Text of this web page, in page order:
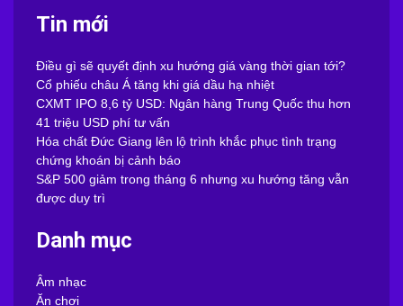
Tin mới
Điều gì sẽ quyết định xu hướng giá vàng thời gian tới?
Cổ phiếu châu Á tăng khi giá dầu hạ nhiệt
CXMT IPO 8,6 tỷ USD: Ngân hàng Trung Quốc thu hơn
41 triệu USD phí tư vấn
Hóa chất Đức Giang lên lộ trình khắc phục tình trạng
chứng khoán bị cảnh báo
S&P 500 giảm trong tháng 6 nhưng xu hướng tăng vẫn
được duy trì
Danh mục
Âm nhạc
Ăn chơi